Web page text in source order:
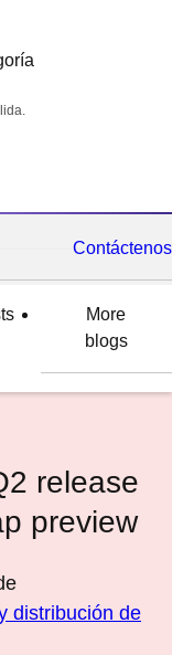
Contáctenos
More
blogs
release
preview
distribución de